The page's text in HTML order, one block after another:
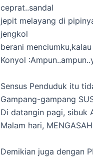
ceprat..sandal
jepit melayang di
jengkol
berani
Konyol
Sensus Penduduk itu
Gampang-gampang
Di datangin pagi, sibuk
Malam hari,
Demikian juga dengan